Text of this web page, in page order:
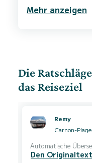
und Check-in und
problemlos. Eine
Mehr anzeigen
Die
das Reiseziel
Remy
Carnon-Plage
Automatische
Den